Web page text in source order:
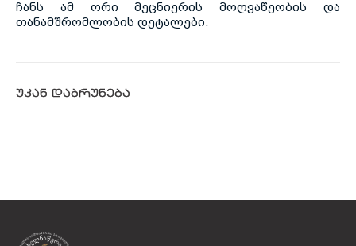
ჩანს ამ ორი მეცნიერის მოღვაწეობის და
თანამშრომლობის დეტალები.
უკან დაბრუნება